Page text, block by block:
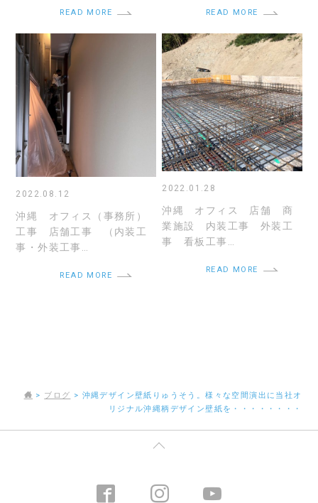
READ MORE READ MORE
2022.08.12
沖縄 オフィス（事務所）
工事 店舗工事 （内装工
事・外装工事…
READ MORE
2022.01.28
沖縄 オフィス 店舗 商
業施設 内装工事 外装工
事 看板工事…
READ MORE
> ブログ > 沖縄デザイン壁紙りゅうそう。様々な空間演出に当社オ
リジナル沖縄柄デザイン壁紙を・・・・・・・・